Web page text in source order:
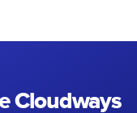
Cloudways